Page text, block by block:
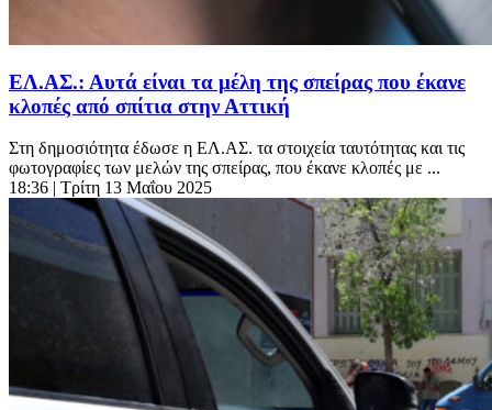
ΕΛ.ΑΣ.: Αυτά είναι τα μέλη της σπείρας που έκανε
κλοπές από σπίτια στην Αττική
Στη δημοσιότητα έδωσε η ΕΛ.ΑΣ. τα στοιχεία ταυτότητας και τις
φωτογραφίες των μελών της σπείρας, που έκανε κλοπές με ...
18:36 | Τρίτη 13 Μαΐου 2025